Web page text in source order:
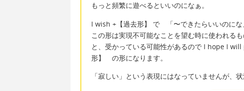
もっと頻繁に遊べるといいのになぁ。
I wish +【過去形】 で 「〜できたらいいのにな
この形は実現不可能なことを望む時に使われる
と、受かっている可能性があるので I hope I
形】 の形になります。
「寂しい」という表現にはなっていませんが、